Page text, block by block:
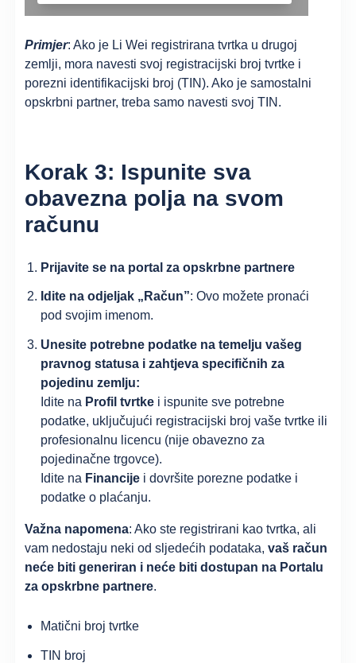
Primjer: Ako je Li Wei registrirana tvrtka u drugoj
zemlji, mora navesti svoj registracijski broj tvrtke i
porezni identifikacijski broj (TIN). Ako je samostalni
opskrbni partner, treba samo navesti svoj TIN.
Korak 3: Ispunite sva
obavezna polja na svom
računu
Prijavite se na portal za opskrbne partnere
Idite na odjeljak „Račun”: Ovo možete pronaći
pod svojim imenom.
Unesite potrebne podatke na temelju vašeg
pravnog statusa i zahtjeva specifičnih za
pojedinu zemlju:
Idite na Profil tvrtke i ispunite sve potrebne
podatke, uključujući registracijski broj vaše tvrtke ili
profesionalnu licencu (nije obavezno za
pojedinačne trgovce).
Idite na Financije i dovršite porezne podatke i
podatke o plaćanju.
Važna napomena: Ako ste registrirani kao tvrtka, ali
vam nedostaju neki od sljedećih podataka,vaš račun
neće biti generiran i neće biti dostupan na Portalu
za opskrbne partnere.
Matični broj tvrtke
TIN broj